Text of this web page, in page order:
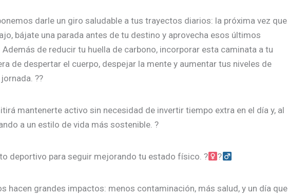
darle un giro saludable a tus trayectos diarios: la próxima vez que
bájate una parada antes de tu destino y aprovecha esos últimos
de reducir tu huella de carbono, incorporar esta caminata a tu
de despertar el cuerpo, despejar la mente y aumentar tus niveles de
??
mantenerte activo sin necesidad de invertir tiempo extra en el día y, al
a un estilo de vida más sostenible. ?
deportivo para seguir mejorando tu estado físico. ?‍ ?
hacen grandes impactos: menos contaminación, más salud, y un día que